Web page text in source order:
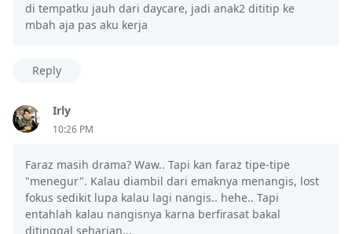
di tempatku jauh dari daycare, jadi anak2 dititip ke
mbah aja pas aku kerja
Reply
Irly
10:26 PM
Faraz masih drama? Waw.. Tapi kan faraz tipe-tipe
"menegur". Kalau diambil dari emaknya menangis, lost
fokus sedikit lupa kalau lagi nangis.. hehe.. Tapi
entahlah kalau nangisnya karna berfirasat bakal
ditinggal seharian...